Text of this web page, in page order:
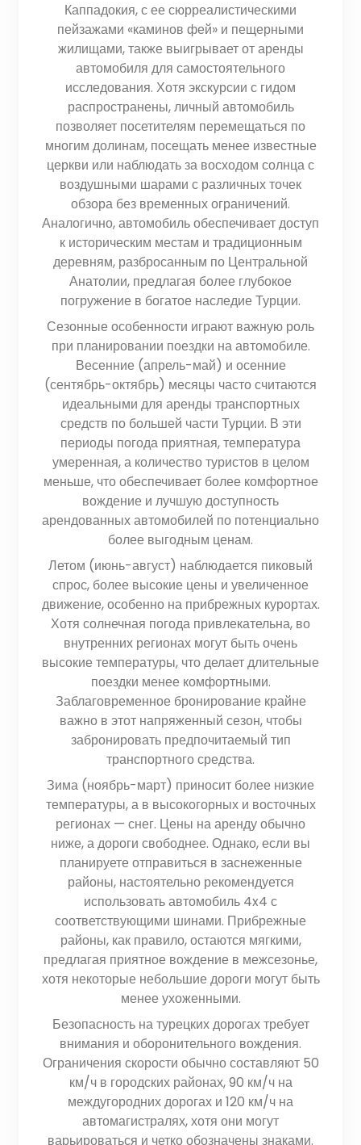
Каппадокия, с ее сюрреалистическими
пейзажами «каминов фей» и пещерными
жилищами, также выигрывает от аренды
автомобиля для самостоятельного
исследования. Хотя экскурсии с гидом
распространены, личный автомобиль
позволяет посетителям перемещаться по
многим долинам, посещать менее известные
церкви или наблюдать за восходом солнца с
воздушными шарами с различных точек
обзора без временных ограничений.
Аналогично, автомобиль обеспечивает доступ
к историческим местам и традиционным
деревням, разбросанным по Центральной
Анатолии, предлагая более глубокое
погружение в богатое наследие Турции.
Сезонные особенности играют важную роль
при планировании поездки на автомобиле.
Весенние (апрель-май) и осенние
(сентябрь-октябрь) месяцы часто считаются
идеальными для аренды транспортных
средств по большей части Турции. В эти
периоды погода приятная, температура
умеренная, а количество туристов в целом
меньше, что обеспечивает более комфортное
вождение и лучшую доступность
арендованных автомобилей по потенциально
более выгодным ценам.
Летом (июнь-август) наблюдается пиковый
спрос, более высокие цены и увеличенное
движение, особенно на прибрежных курортах.
Хотя солнечная погода привлекательна, во
внутренних регионах могут быть очень
высокие температуры, что делает длительные
поездки менее комфортными.
Заблаговременное бронирование крайне
важно в этот напряженный сезон, чтобы
забронировать предпочитаемый тип
транспортного средства.
Зима (ноябрь-март) приносит более низкие
температуры, а в высокогорных и восточных
регионах — снег. Цены на аренду обычно
ниже, а дороги свободнее. Однако, если вы
планируете отправиться в заснеженные
районы, настоятельно рекомендуется
использовать автомобиль 4x4 с
соответствующими шинами. Прибрежные
районы, как правило, остаются мягкими,
предлагая приятное вождение в межсезонье,
хотя некоторые небольшие дороги могут быть
менее ухоженными.
Безопасность на турецких дорогах требует
внимания и оборонительного вождения.
Ограничения скорости обычно составляют 50
км/ч в городских районах, 90 км/ч на
междугородних дорогах и 120 км/ч на
автомагистралях, хотя они могут
варьироваться и четко обозначены знаками.